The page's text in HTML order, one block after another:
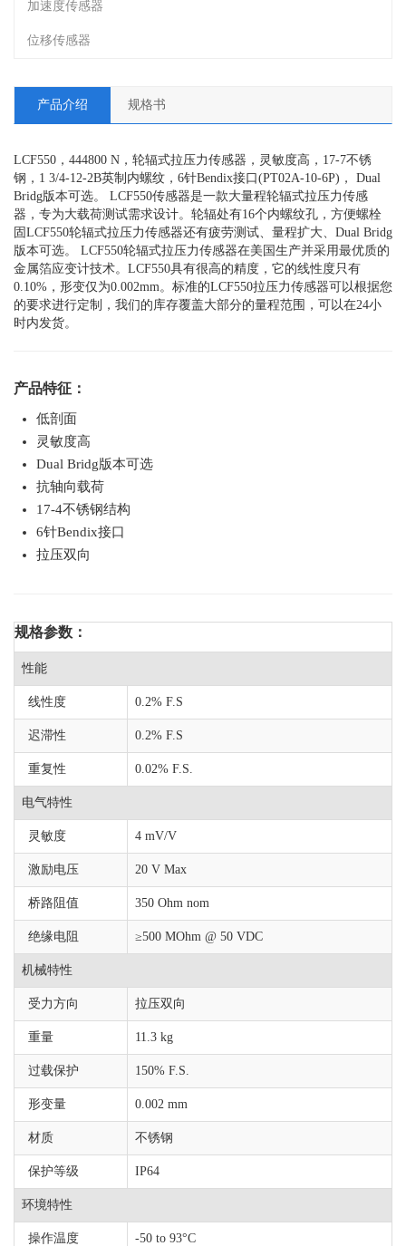
加速度传感器
位移传感器
产品介绍 规格书
LCF550，444800 N，轮辐式拉压力传感器，灵敏度高，17-7不锈
钢，1 3/4-12-2B英制内螺纹，6针Bendix接口(PT02A-10-6P)， Dual
Bridg版本可选。 LCF550传感器是一款大量程轮辐式拉压力传感
器，专为大载荷测试需求设计。轮辐处有16个内螺纹孔，方便螺栓
固LCF550轮辐式拉压力传感器还有疲劳测试、量程扩大、Dual Bridg
版本可选。 LCF550轮辐式拉压力传感器在美国生产并采用最优质的
金属箔应变计技术。LCF550具有很高的精度，它的线性度只有
0.10%，形变仅为0.002mm。标准的LCF550拉压力传感器可以根据您
的要求进行定制，我们的库存覆盖大部分的量程范围，可以在24小
时内发货。
产品特征：
低剖面
灵敏度高
Dual Bridg版本可选
抗轴向载荷
17-4不锈钢结构
6针Bendix接口
拉压双向
规格参数：
性能
线性度 0.2% F.S
迟滞性 0.2% F.S
重复性 0.02% F.S.
电气特性
灵敏度 4 mV/V
激励电压 20 V Max
桥路阻值 350 Ohm nom
绝缘电阻 ≥500 MOhm @ 50 VDC
机械特性
受力方向 拉压双向
重量 11.3 kg
过载保护 150% F.S.
形变量 0.002 mm
材质 不锈钢
保护等级 IP64
环境特性
操作温度 -50 to 93°C